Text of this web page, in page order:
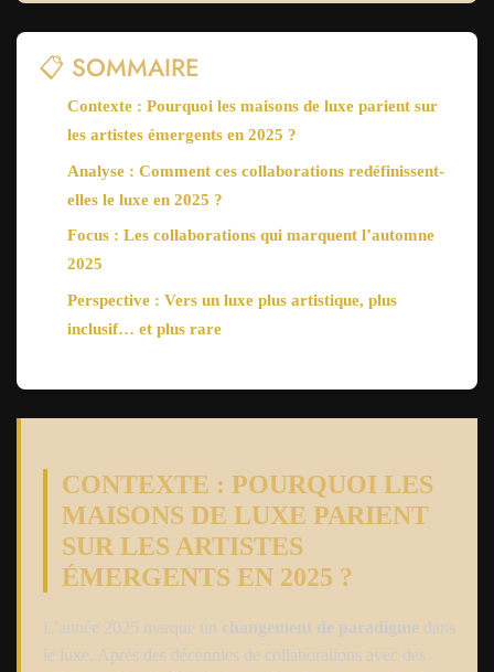
📋 SOMMAIRE
Contexte : Pourquoi les maisons de luxe parient sur
les artistes émergents en 2025 ?
Analyse : Comment ces collaborations redéfinissent-
elles le luxe en 2025 ?
Focus : Les collaborations qui marquent l’automne
2025
Perspective : Vers un luxe plus artistique, plus
inclusif… et plus rare
CONTEXTE : POURQUOI LES
MAISONS DE LUXE PARIENT
SUR LES ARTISTES
ÉMERGENTS EN 2025 ?
L’année 2025 marque un changement de paradigme dans
le luxe. Après des décennies de collaborations avec des